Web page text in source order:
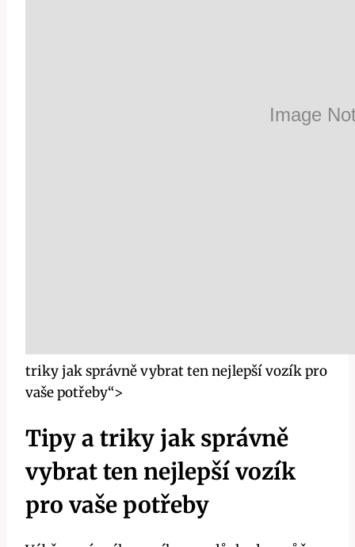
triky jak správně vybrat ten nejlepší vozík pro
vaše potřeby“>
Tipy a triky jak správně
vybrat ten nejlepší vozík
pro vaše potřeby